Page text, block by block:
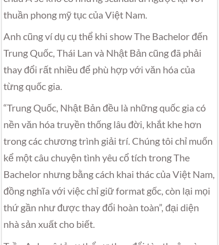
thuần phong mỹ tục của Việt Nam.
Anh cũng ví dụ cụ thể khi show The Bachelor đến
Trung Quốc, Thái Lan và Nhật Bản cũng đã phải
thay đổi rất nhiều để phù hợp với văn hóa của
từng quốc gia.
“Trung Quốc, Nhật Bản đều là những quốc gia có
nền văn hóa truyền thống lâu đời, khắt khe hơn
trong các chương trình giải trí. Chúng tôi chỉ muốn
kể một câu chuyện tình yêu cổ tích trong The
Bachelor nhưng bằng cách khai thác của Việt Nam,
đồng nghĩa với việc chỉ giữ format gốc, còn lại mọi
thứ gần như được thay đổi hoàn toàn”, đại diện
nhà sản xuất cho biết.